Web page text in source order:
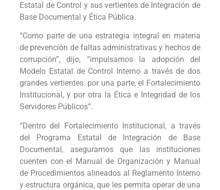
Estatal de Control y sus vertientes de Integración de
Base Documental y Ética Pública.
“Como parte de una estrategia integral en materia
de prevención de faltas administrativas y hechos de
corrupción”, dijo, “impulsamos la adopción del
Modelo Estatal de Control Interno a través de dos
grandes vertientes: por una parte, el Fortalecimiento
Institucional, y por otra la Ética e Integridad de los
Servidores Públicos”.
“Dentro del Fortalecimiento Institucional, a través
del Programa Estatal de Integración de Base
Documental, aseguramos que las instituciones
cuenten con el Manual de Organización y Manual
de Procedimientos alineados al Reglamento Interno
y estructura orgánica, que les permita operar de una